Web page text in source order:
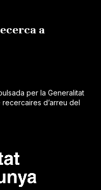
a
per la Generalitat
d’arreu del